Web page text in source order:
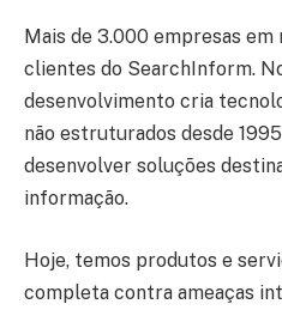
Mais de 3.000 empresas em
clientes do SearchInform.
desenvolvimento cria
não estruturados desde
desenvolver soluções
informação.
Hoje, temos produtos e
completa contra ameaças